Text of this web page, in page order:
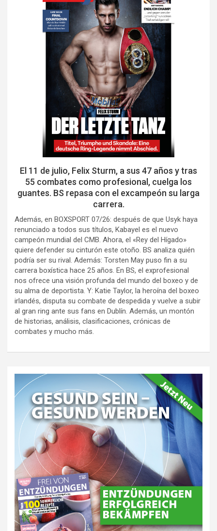
El 11 de julio, Felix Sturm, a sus 47 años y tras
55 combates como profesional, cuelga los
guantes. BS repasa con el excampeón su larga
carrera.
Además, en BOXSPORT 07/26: después de que Usyk haya
renunciado a todos sus títulos, Kabayel es el nuevo
campeón mundial del CMB. Ahora, el «Rey del Hígado»
quiere defender su cinturón este otoño. BS analiza quién
podría ser su rival. Además: Torsten May puso fin a su
carrera boxística hace 25 años. En BS, el exprofesional
nos ofrece una visión profunda del mundo del boxeo y de
su alma de deportista. Y: Katie Taylor, la heroína del boxeo
irlandés, disputa su combate de despedida y vuelve a subir
al gran ring ante sus fans en Dublín. Además, un montón
de historias, análisis, clasificaciones, crónicas de
combates y mucho más.